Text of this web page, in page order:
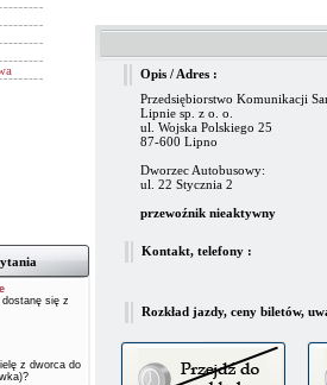
się z
z dworca do
Opis / Adres :
Przedsiębiorstwo Komunikacji
Lipnie sp. z o. o.
ul. Wojska Polskiego 25
87-600 Lipno
Dworzec Autobusowy:
ul. 22 Stycznia 2
przewoźnik nieaktywny
Kontakt, telefony :
Rozkład jazdy, ceny biletów,